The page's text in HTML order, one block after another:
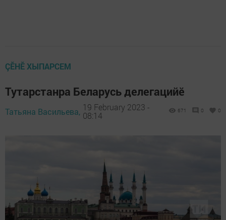
ÇӖНӖ ХЫПАРСЕМ
Тутарстанра Беларусь делегацийӗ
Татьяна Васильева, 19 February 2023 -
08:14
671 0 0